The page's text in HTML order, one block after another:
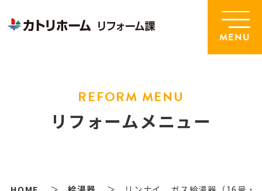
MENU
REFORM MENU
リフォームメニュー